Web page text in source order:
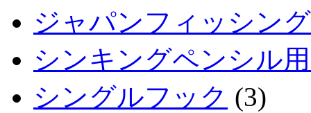
ジャパンフィッシン
シンキングペンシル
シングルフック (3)